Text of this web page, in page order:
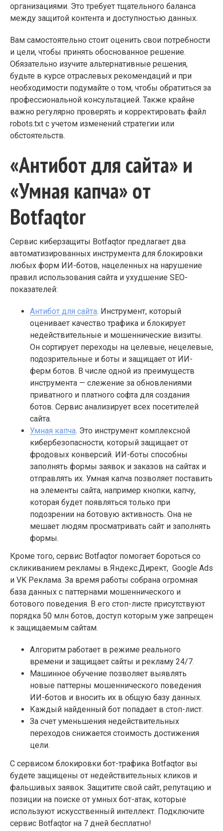
организациями. Это требует тщательного баланса
между защитой контента и доступностью данных.
Вам самостоятельно стоит оценить свои потребности
и цели, чтобы принять обоснованное решение.
Обязательно изучите альтернативные решения,
будьте в курсе отраслевых рекомендаций и при
необходимости подумайте о том, чтобы обратиться за
профессиональной консультацией. Также крайне
важно регулярно проверять и корректировать файл
robots.txt с учетом изменений стратегии или
обстоятельств.
«Антибот для сайта» и
«Умная капча» от
Botfaqtor
Сервис киберзащиты Botfaqtor предлагает два
автоматизированных инструмента для блокировки
любых форм ИИ-ботов, нацеленных на нарушение
правил использования сайта и ухудшение SEO-
показателей:
Антибот для сайта. Инструмент, который
оценивает качество трафика и блокирует
недействительные и мошеннические визиты.
Он сортирует переходы на целевые, нецелевые,
подозрительные и боты и защищает от ИИ-
ферм ботов. В числе одной из преимуществ
инструмента — слежение за обновлениями
приватного и платного софта для создания
ботов. Сервис анализирует всех посетителей
сайта.
Умная капча. Это инструмент комплексной
кибербезопасности, который защищает от
фродовых конверсий. ИИ-боты способны
заполнять формы заявок и заказов на сайтах и
отправлять их. Умная капча позволяет поставить
на элементы сайта, например кнопки, капчу,
которая будет появляться только при
подозрении на ботовую активность. Она не
мешает людям просматривать сайт и заполнять
формы.
Кроме того, сервис Botfaqtor помогает бороться со
скликиванием рекламы в Яндекс.Директ, Google Ads
и VK Реклама. За время работы собрана огромная
база данных с паттернами мошеннического и
ботового поведения. В его стоп-листе присутствуют
порядка 50 млн ботов, доступ которым уже запрещен
к защищаемым сайтам.
Алгоритм работает в режиме реального
времени и защищает сайты и рекламу 24/7.
Машинное обучение позволяет выявлять
новые паттерны мошеннического поведения
ИИ-ботов и вносить их в общую базу данных.
Каждый найденный бот попадает в стоп-лист.
За счет уменьшения недействительных
переходов снижается стоимость достижения
цели.
С сервисом блокировки бот-трафика Botfaqtor вы
будете защищены от недействительных кликов и
фальшивых заявок. Защитите свой сайт, репутацию и
позиции на поиске от умных бот-атак, которые
используют искусственный интеллект. Подключите
сервис Botfaqtor на 7 дней бесплатно!